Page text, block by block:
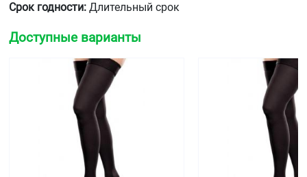
Срок годности: Длительный срок
Доступные варианты